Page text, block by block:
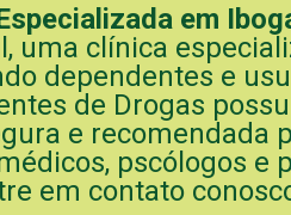
em
uma clínica
dependentes e
de Drogas
e recomendada
pscólogos e
em contato